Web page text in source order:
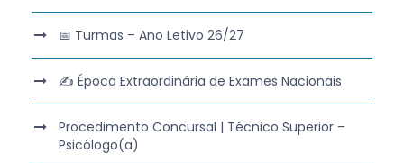
📅 Turmas – Ano Letivo 26/27
✍️ Época Extraordinária de Exames Nacionais
Procedimento Concursal | Técnico Superior –
Psicólogo(a)